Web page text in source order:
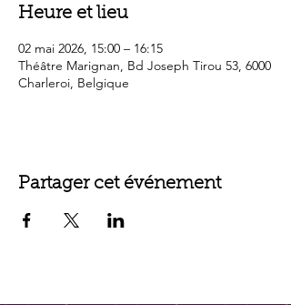
Heure et lieu
02 mai 2026, 15:00 – 16:15
Théâtre Marignan, Bd Joseph Tirou 53, 6000
Charleroi, Belgique
Partager cet événement